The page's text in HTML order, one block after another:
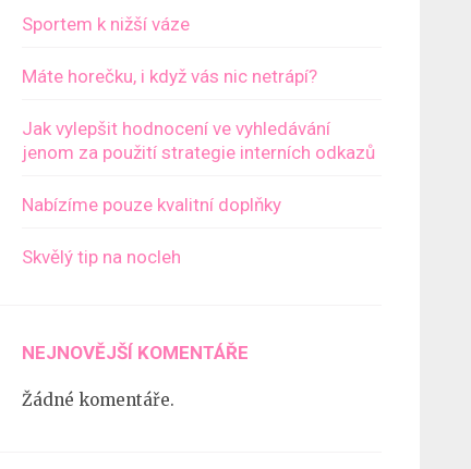
Sportem k nižší váze
Máte horečku, i když vás nic netrápí?
Jak vylepšit hodnocení ve vyhledávání
jenom za použití strategie interních odkazů
Nabízíme pouze kvalitní doplňky
Skvělý tip na nocleh
NEJNOVĚJŠÍ KOMENTÁŘE
Žádné komentáře.